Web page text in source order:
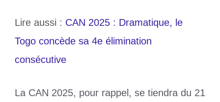
Lire aussi : CAN 2025 : Dramatique, le
Togo concède sa 4e élimination
consécutive
La CAN 2025, pour rappel, se tiendra du 21